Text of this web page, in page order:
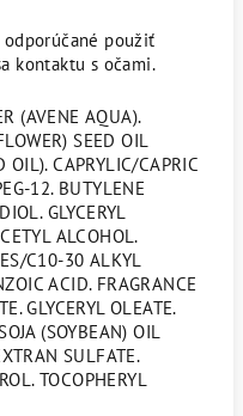
použiť
kontaktu s očami.
(AVENE AQUA).
SEED OIL
OIL). CAPRYLIC/CAPRIC
12. BUTYLENE
GLYCERYL
ALCOHOL.
C10-30 ALKYL
ACID. FRAGRANCE
GLYCERYL OLEATE.
(SOYBEAN) OIL
SULFATE.
TOCOPHERYL